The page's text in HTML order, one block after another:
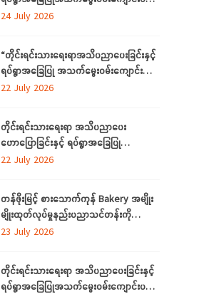
လိုအပ်ချက်တို့ကို ဆန်းစစ်စီမံခြင်းအစီအစဉ်
ပြုလုပ်
24 July 2026
“တိုင်းရင်းသားရေးရာအသိပညာပေးခြင်းနှင့်
ရပ်ရွာအခြေပြု အသက်မွေးဝမ်းကျောင်း
ပညာလိုအပ်ချက် ဆန်းစစ်စီမံခြင်း
ကို ရန်ကုန်တိုင်းဒေသကြီးတွင် ကျင်းပပြုလုပ်
22 July 2026
တိုင်းရင်းသားရေးရာ အသိပညာပေး
ဟောပြောခြင်းနှင့် ရပ်ရွာအခြေပြု
အသက်မွေးဝမ်းကျောင်း ပညာလိုအပ်ချက်တို့
မွန်ပြည်နယ်တွင် ကျင်းပပြုလုပ်
22 July 2026
တန်ဖိုးမြင့် စားသောက်ကုန် Bakery အမျိုး
မျိုးထုတ်လုပ်မှုနည်းပညာသင်တန်းကို
စစ်ကိုင်းတိုင်းဒေသကြီး၊ လဟယ်မြို့၌ ဖွင့်လှစ်
23 July 2026
တိုင်းရင်းသားရေးရာ အသိပညာပေးခြင်းနှင့်
ရပ်ရွာအခြေပြုအသက်မွေးဝမ်းကျောင်းပညာ